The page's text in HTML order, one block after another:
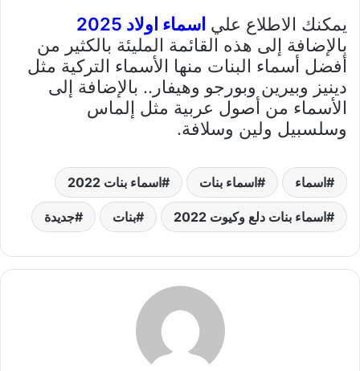
يمكنك الاطلاع علي اسماء اولاد 2025
بالإضافة إلى هذه القائمة المليئة بالكثير من
أفضل أسماء البنات منها الأسماء التركية مثل
دينيز وبيرين وبورجو وهيفار.. بالإضافة إلى
الأسماء من أصول عربية مثل إلماس
وسلسبيل ولين وسلافة.
اسماء اسماء بنات اسماء بنات 2022
اسماء بنات دلع وكيوت 2022 بنات جديدة